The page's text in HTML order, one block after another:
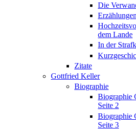
Die
Erzählungen
dem Lande
In der
Zitate
Gottfried Keller
Biographie
Biographie
Seite 2
Biographie
Seite 3